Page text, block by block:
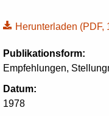
Herunterladen (PDF,
Publikationsform:
Empfehlungen,
Datum:
1978